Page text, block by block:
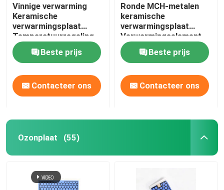
Vinnige verwarming
Keramische
verwarmingsplaat
Temperatuurregeling
met sensordraad
Beste prijs
Contacteer ons
Ronde MCH-metalen
keramische
verwarmingsplaat
Verwarmingselement
voor
metaal/Beste prijs
Contacteer ons
Ozonplaat (55)